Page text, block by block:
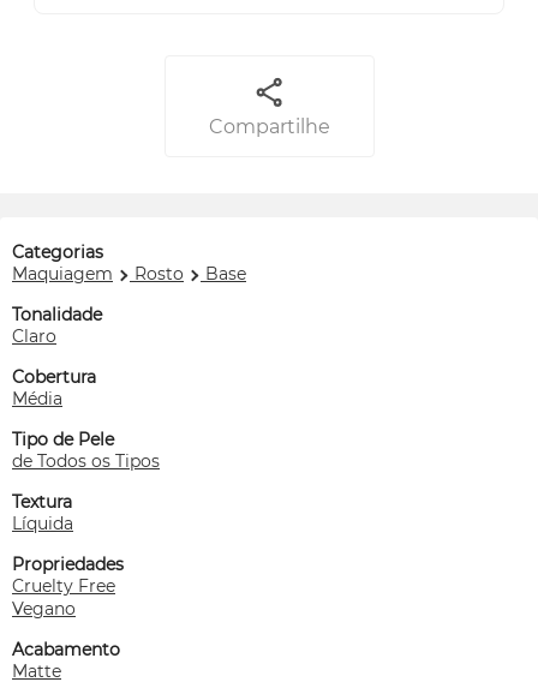
Compartilhe
Categorias
Maquiagem
Rosto
Base
Tonalidade
Claro
Cobertura
Média
Tipo de Pele
de Todos os Tipos
Textura
Líquida
Propriedades
Cruelty Free
Vegano
Acabamento
Matte